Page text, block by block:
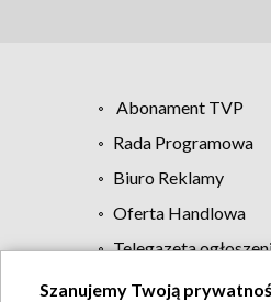
Abonament TVP
Rada Programowa
Biuro Reklamy
Oferta Handlowa
Telegazeta
Szanujemy Twoją